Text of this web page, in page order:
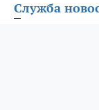
Служба